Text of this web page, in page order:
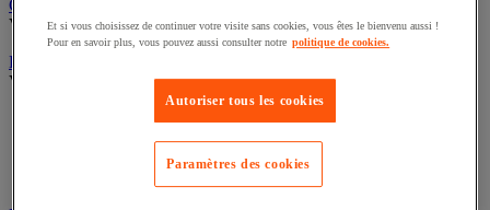
Cireuse à chaussures
Voir toute la catégorie
Équipement sanitaires, douche et salle de bain
Équipement douche
Et si vous choisissez de continuer votre visite sans cookies, vous êtes le bienvenu aussi !
Pour en savoir plus, vous pouvez aussi consulter notre politique de cookies.
Autoriser tous les cookies
Paramètres des cookies